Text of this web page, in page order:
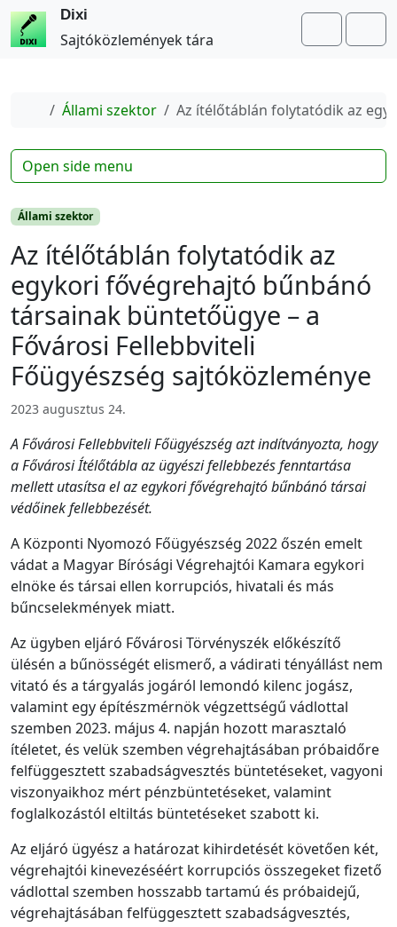
Dixi
Sajtóközlemények tára
Home
Állami szektor Az ítélőtáblán folytatódik az
Állami szektor
Az ítélőtáblán folytatódik az
egykori fővégrehajtó bűnbánó
társainak büntetőügye – a
Fővárosi Fellebbviteli
Főügyészség sajtóközleménye
2023 augusztus 24.
A Fővárosi Fellebbviteli Főügyészség azt indítványozta, hogy
a Fővárosi Ítélőtábla az ügyészi fellebbezés fenntartása
mellett utasítsa el az egykori fővégrehajtó bűnbánó társai
védőinek fellebbezését.
A Központi Nyomozó Főügyészség 2022 őszén emelt
vádat a Magyar Bírósági Végrehajtói Kamara egykori
elnöke és társai ellen korrupciós, hivatali és más
bűncselekmények miatt.
Az ügyben eljáró Fővárosi Törvényszék előkészítő
ülésén a bűnösségét elismerő, a vádirati tényállást nem
vitató és a tárgyalás jogáról lemondó kilenc jogász,
valamint egy építészmérnök végzettségű vádlottal
szemben 2023. május 4. napján hozott marasztaló
ítéletet, és velük szemben végrehajtásában próbaidőre
felfüggesztett szabadságvesztés büntetéseket, vagyoni
viszonyaikhoz mért pénzbüntetéseket, valamint
foglalkozástól eltiltás büntetéseket szabott ki.
Az eljáró ügyész a határozat kihirdetését követően két,
végrehajtói kinevezéséért korrupciós összegeket fizető
vádlottal szemben hosszabb tartamú és próbaidejű,
végrehajtásában felfüggesztett szabadságvesztés,
Open side menu